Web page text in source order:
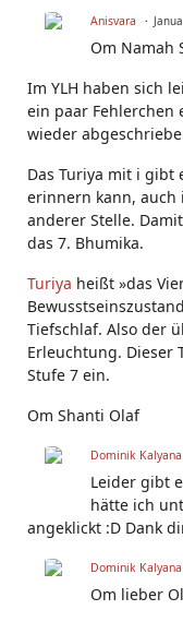
Anisvara
Om Namah
Im YLH haben sich
ein paar Fehlerchen
wieder
Das Turiya mit i gibt
erinnern kann, auch
anderer Stelle.
das 7. Bhumika.
Turiya heißt »das
Tiefschlaf. Also der
Erleuchtung. Dieser
Stufe 7 ein.
Om Shanti Olaf
Dominik Kalyana
Leider gibt
hätte ich
angeklickt :D Dank
Dominik Kalyana
Om lieber